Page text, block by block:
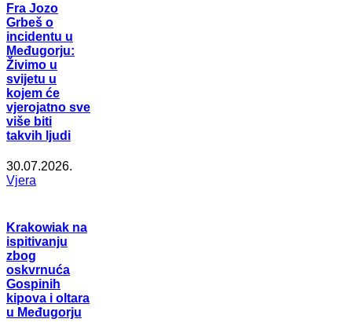
Fra Jozo
Grbeš o
incidentu u
Međugorju:
Živimo u
svijetu u
kojem će
vjerojatno sve
više biti
takvih ljudi
30.07.2026.
Vjera
Krakowiak na
ispitivanju
zbog
oskvrnuća
Gospinih
kipova i oltara
u Međugorju